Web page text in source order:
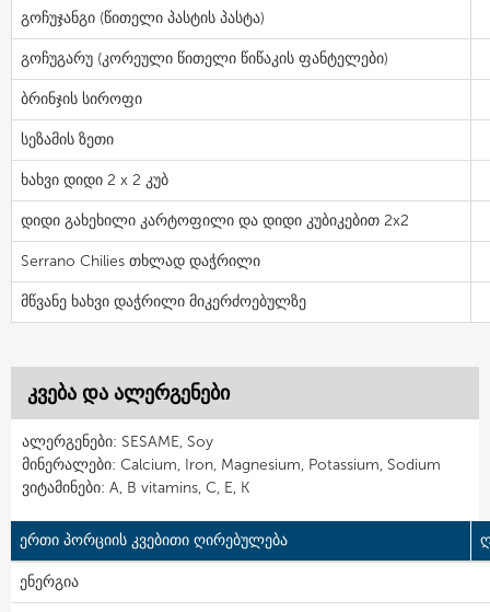
გოჩუჯანგი (წითელი პასტის პასტა)
გოჩუგარუ (კორეული წითელი წიწაკის ფანტელები)
ბრინჯის სიროფი
სეზამის ზეთი
ხახვი დიდი 2 x 2 კუბ
დიდი გახეხილი კარტოფილი და დიდი კუბიკებით 2x2
Serrano Chilies თხლად დაჭრილი
მწვანე ხახვი დაჭრილი მიკერძოებულზე
კვება და ალერგენები
ალერგენები: SESAME, Soy
მინერალები: Calcium, Iron, Magnesium, Potassium, Sodium
ვიტამინები: A, B vitamins, C, E, K
ერთი პორციის კვებითი ღირებულება
ენერგია